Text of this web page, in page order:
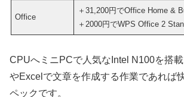
Office
＋31,200円でOffice Home &
＋2000円でWPS Office 2
CPUへミニPCで人気なIntel N100を搭
やExcelで文章を作成する作業であれば
ペックです。